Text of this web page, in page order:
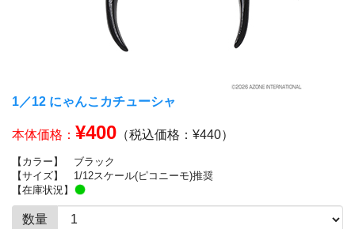
1／12 にゃんこカチューシャ
本体価格： ¥400 （税込価格：¥440）
【カラー】
ブラック
【サイズ】
1/12スケール(ピコニーモ)推奨
【在庫状況】
数量